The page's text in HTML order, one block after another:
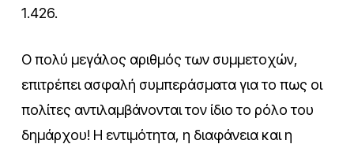
1.426.
Ο πολύ μεγάλος αριθμός των συμμετοχών,
επιτρέπει ασφαλή συμπεράσματα για το πως οι
πολίτες αντιλαμβάνονται τον ίδιο το ρόλο του
δημάρχου! Η εντιμότητα, η διαφάνεια και η